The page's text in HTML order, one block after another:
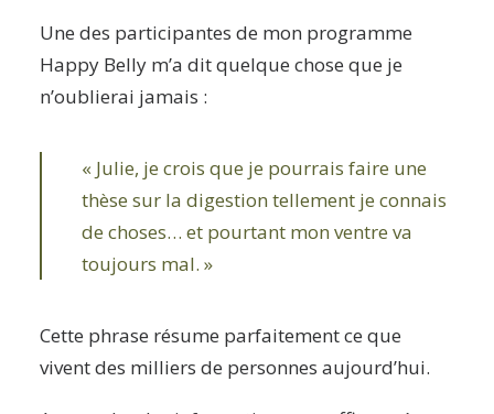
Une des participantes de mon programme
Happy Belly m’a dit quelque chose que je
n’oublierai jamais :
« Julie, je crois que je pourrais faire une
thèse sur la digestion tellement je connais
de choses… et pourtant mon ventre va
toujours mal. »
Cette phrase résume parfaitement ce que
vivent des milliers de personnes aujourd’hui.